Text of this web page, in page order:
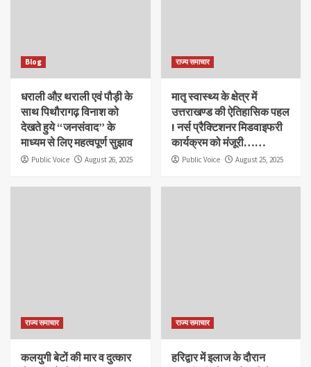
Blog
धराली औऱ थराली एवं पौड़ी के
साथ पिथौरागढ़ विनाश को
देखते हुये “जनसंवाद” के
माध्यम से लिए महत्वपूर्ण सुझाव
Public Voice August 26, 2025
राज्य समाचार
मातृ स्वास्थ्य के क्षेत्र में
उत्तराखण्ड की ऐतिहासिक पहल
! नर्स प्रैक्टिशनर मिडवाइफरी
कार्यक्रम को मंजूरी……
Public Voice August 25, 2025
राज्य समाचार
कलयुगी बेटों की मार व दुत्कार
राज्य समाचार
हरिद्वार में इलाज के दौरान